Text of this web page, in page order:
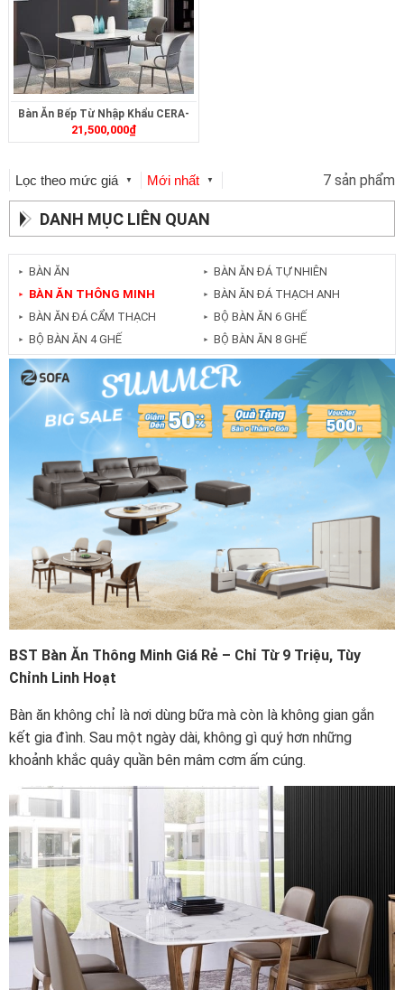
Bàn Ăn Bếp Từ Nhập Khẩu CERA-
362
21,500,000₫
Lọc theo mức giá ▼ Mới nhất ▼ 7 sản phẩm
DANH MỤC LIÊN QUAN
► BÀN ĂN
► BÀN ĂN THÔNG MINH
► BÀN ĂN ĐÁ TỰ NHIÊN
► BÀN ĂN ĐÁ THẠCH ANH
► BÀN ĂN ĐÁ CẨM THẠCH
► BỘ BÀN ĂN 4 GHẾ
► BỘ BÀN ĂN 6 GHẾ
► BỘ BÀN ĂN 8 GHẾ
BST Bàn Ăn Thông Minh Giá Rẻ – Chỉ Từ 9 Triệu, Tùy
Chỉnh Linh Hoạt
Bàn ăn không chỉ là nơi dùng bữa mà còn là không gian gắn
kết gia đình. Sau một ngày dài, không gì quý hơn những
khoảnh khắc quây quần bên mâm cơm ấm cúng.